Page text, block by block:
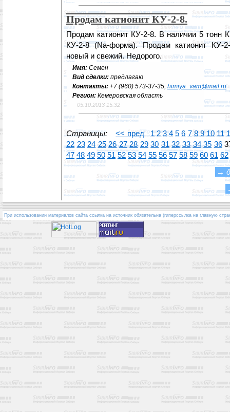
Продам катионит КУ-2-8.
Продам катионит КУ-2-8. В наличии 5 тонн
КУ-2-8 (Na-форма). Продам катионит КУ-
новый и свежий. Недорого.
Имя: Семен
Вид сделки: предлагаю
Контакты: +7 (960) 573-37-35, himiya_vam@mail.ru
Регион: Кемеровская область
05.10.2013 15:32
Страницы: << пред 1 2 3 4 5 6 7 8 9 10 11
22 23 24 25 26 27 28 29 30 31 32 33 34 35 36
47 48 49 50 51 52 53 54 55 56 57 58 59 60 61 62
→
При использовании материалов сайта ссылка на источник обязательна (гиперссылка на главную